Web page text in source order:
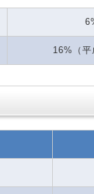
16%（